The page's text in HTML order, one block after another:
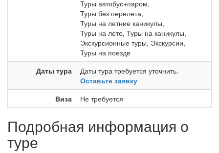
Туры автобус+паром,
Туры без перелета,
Туры на летние каникулы,
Туры на лето, Туры на каникулы,
Экскурсионные туры, Экскурсии,
Туры на поезде
Даты тура
Даты тура требуется уточнить.
Оставьте заявку
Виза
Не требуется
Подробная информация о
туре